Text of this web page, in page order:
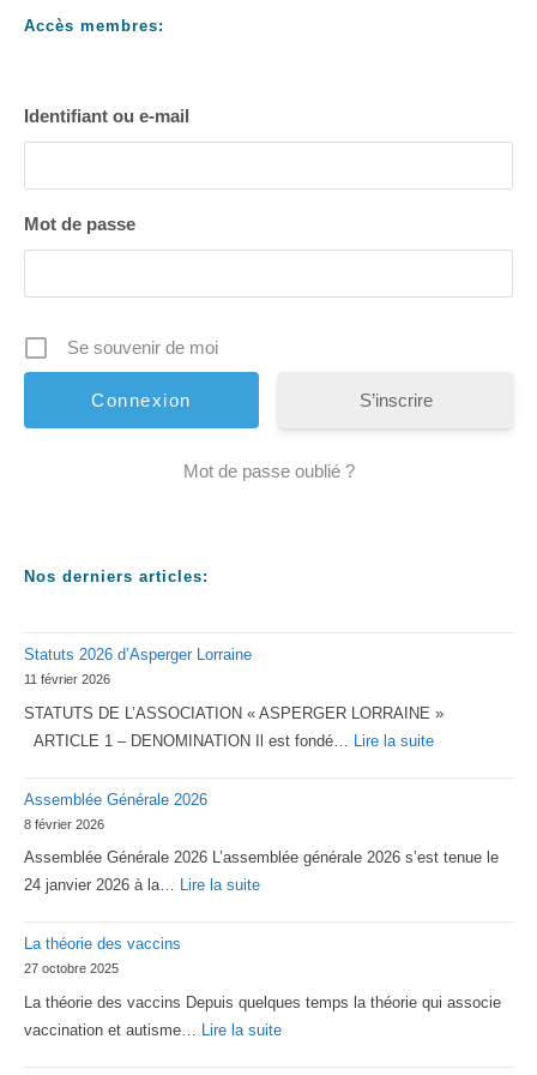
Accès membres:
Identifiant ou e-mail
Mot de passe
Se souvenir de moi
S’inscrire
Mot de passe oublié ?
Nos derniers articles:
Statuts 2026 d’Asperger Lorraine
11 février 2026
STATUTS DE L’ASSOCIATION « ASPERGER LORRAINE »
ARTICLE 1 – DENOMINATION Il est fondé… Lire la suite:
Lorraine
Assemblée Générale 2026
8 février 2026
Assemblée Générale 2026 L’assemblée générale 2026 s’est tenue le
24 janvier 2026 à la… Lire la suite:
La théorie des vaccins
27 octobre 2025
La théorie des vaccins Depuis quelques temps la théorie qui associe
vaccination et autisme… Lire la suite: